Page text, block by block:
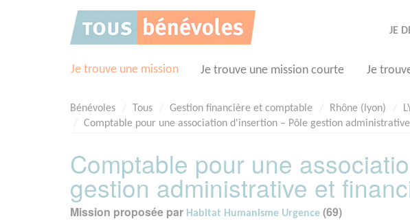
JE
Je trouve une mission Je trouve une mission courte Je
Bénévoles Tous Gestion financière et comptable Rhône (lyon)
Comptable pour une association d'insertion – Pôle gestion
Comptable pour une
gestion administrative et
Mission proposée par Habitat Humanisme Urgence (69)